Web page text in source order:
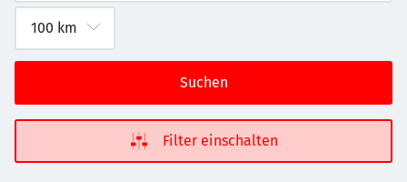
Suchen
Filter einschalten